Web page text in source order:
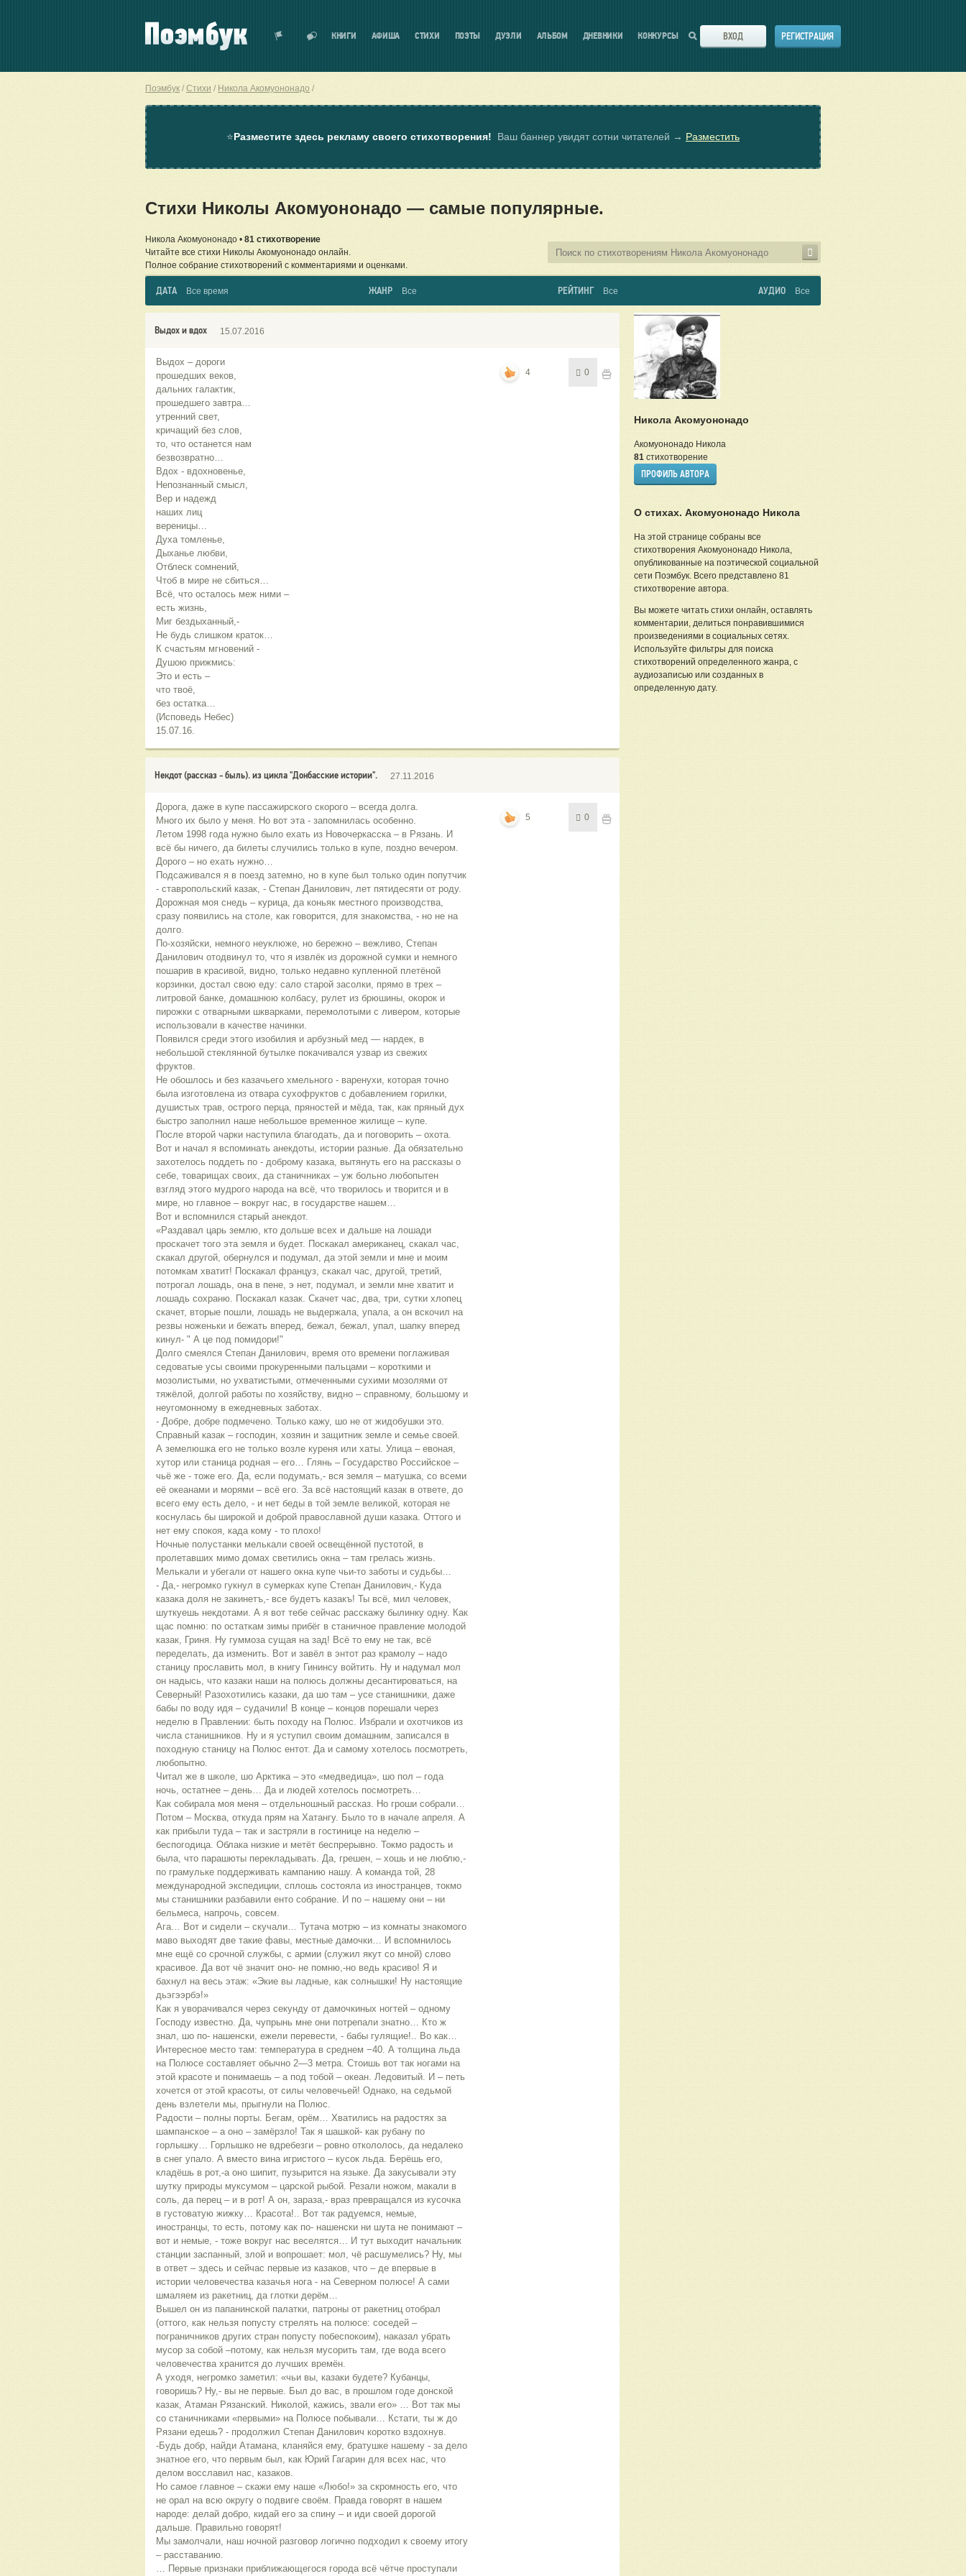
КНИГИ АФИША СТИХИ ПОЭТЫ ДУЭЛИ АЛЬБОМ ДНЕВНИКИ КОНКУРСЫ ВХОД РЕГИСТРАЦИЯ
Поэмбук Стихи Никола Акомуононадо
⭐Разместите здесь рекламу своего стихотворения! Ваш баннер увидят сотни читателей → Разместить
Стихи Николы Акомуононадо — самые популярные.
Никола Акомуононадо • 81 стихотворение
Читайте все стихи Николы Акомуононадо онлайн.
Полное собрание стихотворений с комментариями и оценками.
ДАТА Все время ЖАНР Все РЕЙТИНГ Все АУДИО Все
Выдох и вдох 15.07.2016
Выдох – дороги
прошедших веков,
дальних галактик,
прошедшего завтра…
утренний свет,
кричащий без слов,
то, что останется нам
безвозвратно…
Вдох - вдохновенье,
Непознанный смысл,
Вер и надежд
наших лиц
вереницы…
Духа томленье,
Дыханье любви,
Отблеск сомнений,
Чтоб в мире не сбиться…
Всё, что осталось меж ними –
есть жизнь,
Миг бездыханный,-
Не будь слишком краток…
К счастьям мгновений -
Душою прижмись:
Это и есть –
что твоё,
без остатка…
(Исповедь Небес)
15.07.16.
4 0
Некдот (рассказ - быль). из цикла "Донбасские истории". 27.11.2016
Дорога, даже в купе пассажирского скорого – всегда долга.
Много их было у меня. Но вот эта - запомнилась особенно.
Летом 1998 года нужно было ехать из Новочеркасска – в Рязань. И
всё бы ничего, да билеты случились только в купе, поздно вечером.
Дорого – но ехать нужно…
Подсаживался я в поезд затемно, но в купе был только один попутчик
- ставропольский казак, - Степан Данилович, лет пятидесяти от роду.
Дорожная моя снедь – курица, да коньяк местного производства,
сразу появились на столе, как говорится, для знакомства, - но не на
долго.
По-хозяйски, немного неуклюже, но бережно – вежливо, Степан
Данилович отодвинул то, что я извлёк из дорожной сумки и немного
пошарив в красивой, видно, только недавно купленной плетёной
корзинки, достал свою еду: сало старой засолки, прямо в трех –
литровой банке, домашнюю колбасу, рулет из брюшины, окорок и
пирожки с отварными шкварками, перемолотыми с ливером, которые
использовали в качестве начинки.
Появился среди этого изобилия и арбузный мед — нардек, в
небольшой стеклянной бутылке покачивался узвар из свежих
фруктов.
Не обошлось и без казачьего хмельного - варенухи, которая точно
была изготовлена из отвара сухофруктов с добавлением горилки,
душистых трав, острого перца, пряностей и мёда, так, как пряный дух
быстро заполнил наше небольшое временное жилище – купе.
После второй чарки наступила благодать, да и поговорить – охота.
Вот и начал я вспоминать анекдоты, истории разные. Да обязательно
захотелось поддеть по - доброму казака, вытянуть его на рассказы о
себе, товарищах своих, да станичниках – уж больно любопытен
взгляд этого мудрого народа на всё, что творилось и творится и в
мире, но главное – вокруг нас, в государстве нашем…
Вот и вспомнился старый анекдот.
«Раздавал царь землю, кто дольше всех и дальше на лошади
проскачет того эта земля и будет. Поскакал американец, скакал час,
скакал другой, обернулся и подумал, да этой земли и мне и моим
потомкам хватит! Поскакал француз, скакал час, другой, третий,
потрогал лошадь, она в пене, э нет, подумал, и земли мне хватит и
лошадь сохраню. Поскакал казак. Скачет час, два, три, сутки хлопец
скачет, вторые пошли, лошадь не выдержала, упала, а он вскочил на
резвы ноженьки и бежать вперед, бежал, бежал, упал, шапку вперед
кинул- " А це под помидори!"
Долго смеялся Степан Данилович, время ото времени поглаживая
седоватые усы своими прокуренными пальцами – короткими и
мозолистыми, но ухватистыми, отмеченными сухими мозолями от
тяжёлой, долгой работы по хозяйству, видно – справному, большому и
неугомонному в ежедневных заботах.
- Добре, добре подмечено. Только кажу, шо не от жидобушки это.
Справный казак – господин, хозяин и защитник земле и семье своей.
А земелюшка его не только возле куреня или хаты. Улица – евоная,
хутор или станица родная – его… Глянь – Государство Российское –
чьё же - тоже его. Да, если подумать,- вся земля – матушка, со всеми
её океанами и морями – всё его. За всё настоящий казак в ответе, до
всего ему есть дело, - и нет беды в той земле великой, которая не
коснулась бы широкой и доброй православной души казака. Оттого и
нет ему спокоя, када кому - то плохо!
Ночные полустанки мелькали своей освещённой пустотой, в
пролетавших мимо домах светились окна – там грелась жизнь.
Мелькали и убегали от нашего окна купе чьи-то заботы и судьбы…
- Да,- негромко гукнул в сумерках купе Степан Данилович,- Куда
казака доля не закинетъ,- все будетъ казакъ! Ты всё, мил человек,
шуткуешь некдотами. А я вот тебе сейчас расскажу былинку одну. Как
щас помню: по остаткам зимы прибёг в станичное правление молодой
казак, Гриня. Ну гуммоза сущая на зад! Всё то ему не так, всё
переделать, да изменить. Вот и завёл в энтот раз крамолу – надо
станицу прославить мол, в книгу Гининсу войтить. Ну и надумал мол
он надысь, что казаки наши на полюсь должны десантироваться, на
Северный! Разохотились казаки, да шо там – усе станишники, даже
бабы по воду идя – судачили! В конце – концов порешали через
неделю в Правлении: быть походу на Полюс. Избрали и охотчиков из
числа станишников. Ну и я уступил своим домашним, записался в
походную станицу на Полюс ентот. Да и самому хотелось посмотреть,
любопытно.
Читал же в школе, шо Арктика – это «медведица», шо пол – года
ночь, остатнее – день… Да и людей хотелось посмотреть…
Как собирала моя меня – отдельношный рассказ. Но гроши собрали…
Потом – Москва, откуда прям на Хатангу. Было то в начале апреля. А
как прибыли туда – так и застряли в гостинице на неделю –
беспогодица. Облака низкие и метёт беспрерывно. Токмо радость и
была, что парашюты перекладывать. Да, грешен, – хошь и не люблю,-
по грамульке поддерживать кампанию нашу. А команда той, 28
международной экспедиции, сплошь состояла из иностранцев, токмо
мы станишники разбавили енто собрание. И по – нашему они – ни
бельмеса, напрочь, совсем.
Ага… Вот и сидели – скучали… Тутача мотрю – из комнаты знакомого
маво выходят две такие фавы, местные дамочки… И вспомнилось
мне ещё со срочной службы, с армии (служил якут со мной) слово
красивое. Да вот чё значит оно- не помню,-но ведь красиво! Я и
бахнул на весь этаж: «Экие вы ладные, как солнышки! Ну настоящие
дьэгээрбэ!»
Как я уворачивался через секунду от дамочкиных ногтей – одному
Господу известно. Да, чупрынь мне они потрепали знатно… Кто ж
знал, шо по- нашенски, ежели перевести, - бабы гулящие!.. Во как…
Интересное место там: температура в среднем −40. А толщина льда
на Полюсе составляет обычно 2—3 метра. Стоишь вот так ногами на
этой красоте и понимаешь – а под тобой – океан. Ледовитый. И – петь
хочется от этой красоты, от силы человечьей! Однако, на седьмой
день взлетели мы, прыгнули на Полюс.
Радости – полны порты. Бегам, орём… Хватились на радостях за
шампанское – а оно – замёрзло! Так я шашкой- как рубану по
горлышку… Горлышко не вдребезги – ровно откололось, да недалеко
в снег упало. А вместо вина игристого – кусок льда. Берёшь его,
кладёшь в рот,-а оно шипит, пузырится на языке. Да закусывали эту
шутку природы муксумом – царской рыбой. Резали ножом, макали в
соль, да перец – и в рот! А он, зараза,- враз превращался из кусочка
в густоватую жижку… Красота!.. Вот так радуемся, немые,
иностранцы, то есть, потому как по- нашенски ни шута не понимают –
вот и немые, - тоже вокруг нас веселятся… И тут выходит начальник
станции заспанный, злой и вопрошает: мол, чё расшумелись? Ну, мы
в ответ – здесь и сейчас первые из казаков, что – де впервые в
истории человечества казачья нога - на Северном полюсе! А сами
шмаляем из ракетниц, да глотки дерём…
Вышел он из папанинской палатки, патроны от ракетниц отобрал
(оттого, как нельзя попусту стрелять на полюсе: соседей –
пограничников других стран попусту побеспокоим), наказал убрать
мусор за собой –потому, как нельзя мусорить там, где вода всего
человечества хранится до лучших времён.
А уходя, негромко заметил: «чьи вы, казаки будете? Кубанцы,
говоришь? Ну,- вы не первые. Был до вас, в прошлом годе донской
казак, Атаман Рязанский. Николой, кажись, звали его» … Вот так мы
со станичниками «первыми» на Полюсе побывали… Кстати, ты ж до
Рязани едешь? - продолжил Степан Данилович коротко вздохнув.
-Будь добр, найди Атамана, кланяйся ему, братушке нашему - за дело
знатное его, что первым был, как Юрий Гагарин для всех нас, что
делом восславил нас, казаков.
Но самое главное – скажи ему наше «Любо!» за скромность его, что
не орал на всю округу о подвиге своём. Правда говорят в нашем
народе: делай добро, кидай его за спину – и иди своей дорогой
дальше. Правильно говорят!
Мы замолчали, наш ночной разговор логично подходил к своему итогу
– расставанию.
… Первые признаки приближающегося города всё чётче проступали
5 0
Никола Акомуононадо
Акомуононадо Никола
81стихотворение
ПРОФИЛЬ АВТОРА
О стихах. Акомуононадо Никола
На этой странице собраны все
стихотворения Акомуононадо Никола,
опубликованные на поэтической социальной
сети Поэмбук. Всего представлено 81
стихотворение автора.
Вы можете читать стихи онлайн, оставлять
комментарии, делиться понравившимися
произведениями в социальных сетях.
Используйте фильтры для поиска
стихотворений определенного жанра, с
аудиозаписью или созданных в
определенную дату.